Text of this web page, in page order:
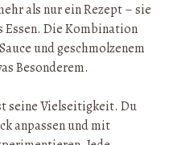
als nur ein Rezept – sie
Essen. Die Kombination
und geschmolzenem
Besonderem.
seine Vielseitigkeit. Du
anpassen und mit